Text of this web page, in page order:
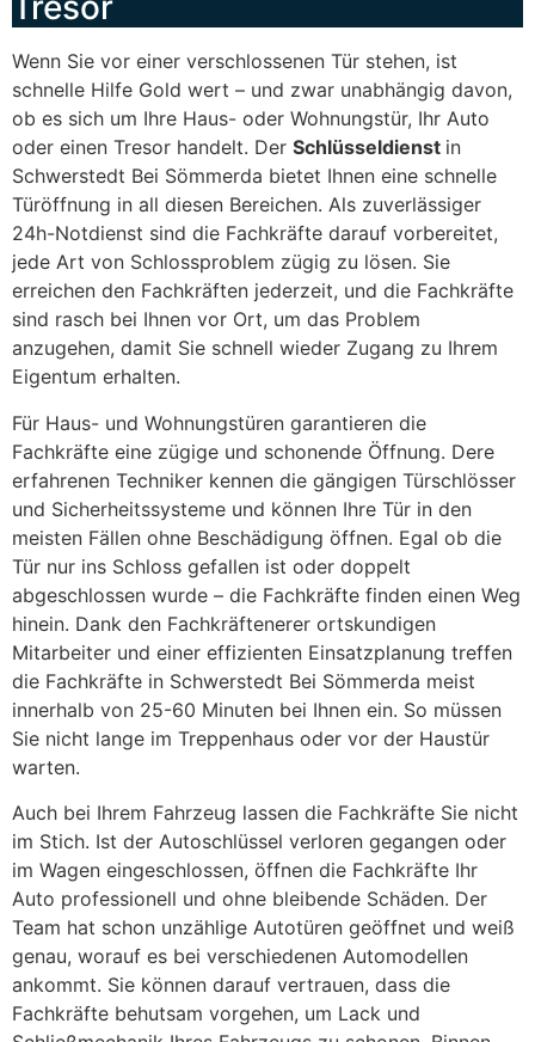
Wenn Sie vor einer verschlossenen Tür stehen, ist
schnelle Hilfe Gold wert – und zwar unabhängig davon,
ob es sich um Ihre Haus- oder Wohnungstür, Ihr Auto
oder einen Tresor handelt. Der Schlüsseldienst in
Schwerstedt Bei Sömmerda bietet Ihnen eine schnelle
Türöffnung in all diesen Bereichen. Als zuverlässiger
24h-Notdienst sind die Fachkräfte darauf vorbereitet,
jede Art von Schlossproblem zügig zu lösen. Sie
erreichen den Fachkräften jederzeit, und die Fachkräfte
sind rasch bei Ihnen vor Ort, um das Problem
anzugehen, damit Sie schnell wieder Zugang zu Ihrem
Eigentum erhalten.
Für Haus- und Wohnungstüren garantieren die
Fachkräfte eine zügige und schonende Öffnung. Dere
erfahrenen Techniker kennen die gängigen Türschlösser
und Sicherheitssysteme und können Ihre Tür in den
meisten Fällen ohne Beschädigung öffnen. Egal ob die
Tür nur ins Schloss gefallen ist oder doppelt
abgeschlossen wurde – die Fachkräfte finden einen Weg
hinein. Dank den Fachkräftenerer ortskundigen
Mitarbeiter und einer effizienten Einsatzplanung treffen
die Fachkräfte in Schwerstedt Bei Sömmerda meist
innerhalb von 25-60 Minuten bei Ihnen ein. So müssen
Sie nicht lange im Treppenhaus oder vor der Haustür
warten.
Auch bei Ihrem Fahrzeug lassen die Fachkräfte Sie nicht
im Stich. Ist der Autoschlüssel verloren gegangen oder
im Wagen eingeschlossen, öffnen die Fachkräfte Ihr
Auto professionell und ohne bleibende Schäden. Der
Team hat schon unzählige Autotüren geöffnet und weiß
genau, worauf es bei verschiedenen Automodellen
ankommt. Sie können darauf vertrauen, dass die
Fachkräfte behutsam vorgehen, um Lack und